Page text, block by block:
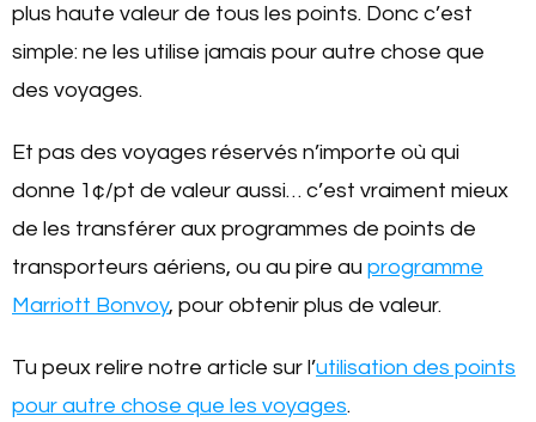
plus haute valeur de tous les points. Donc c’est
simple: ne les utilise jamais pour autre chose que
des voyages.
Et pas des voyages réservés n’importe où qui
donne 1¢/pt de valeur aussi… c’est vraiment mieux
de les transférer aux programmes de points de
transporteurs aériens, ou au pire au programme
Marriott Bonvoy, pour obtenir plus de valeur.
Tu peux relire notre article sur l’utilisation des points
pour autre chose que les voyages.